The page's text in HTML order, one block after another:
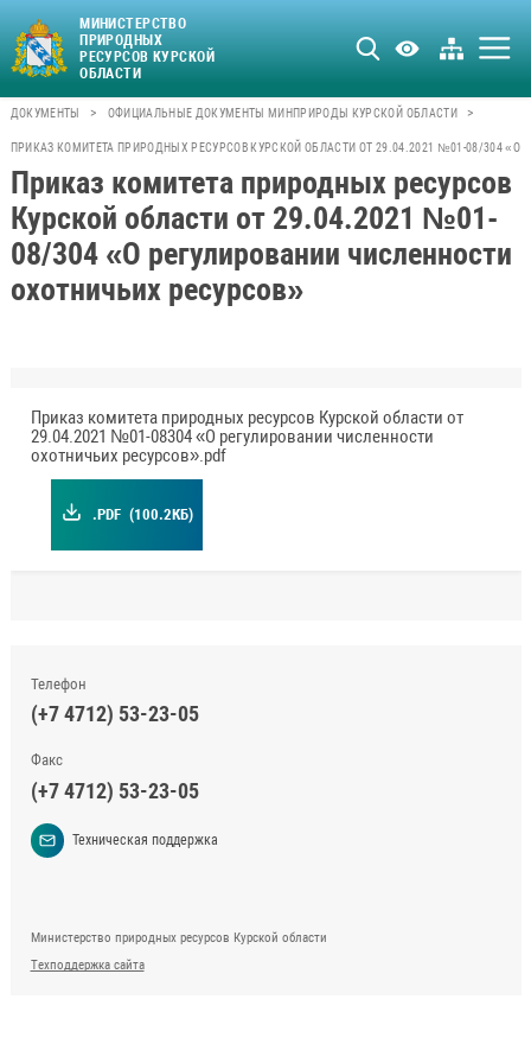
МИНИСТЕРСТВО
ПРИРОДНЫХ
РЕСУРСОВ КУРСКОЙ
ОБЛАСТИ
ДОКУМЕНТЫ > ОФИЦИАЛЬНЫЕ ДОКУМЕНТЫ МИНПРИРОДЫ КУРСКОЙ ОБЛАСТИ >
ПРИКАЗ КОМИТЕТА ПРИРОДНЫХ РЕСУРСОВ КУРСКОЙ ОБЛАСТИ ОТ 29.04.2021 №01-08/304
Приказ комитета природных ресурсов
Курской области от 29.04.2021 №01-
08/304 «О регулировании численности
охотничьих ресурсов»
Приказ комитета природных ресурсов Курской области от
29.04.2021 №01-08304 «О регулировании численности
охотничьих ресурсов».pdf
.PDF (100.2КБ)
Телефон
(+7 4712) 53-23-05
Факс
(+7 4712) 53-23-05
Техническая поддержка
Министерство природных ресурсов Курской области
Техподдержка сайта